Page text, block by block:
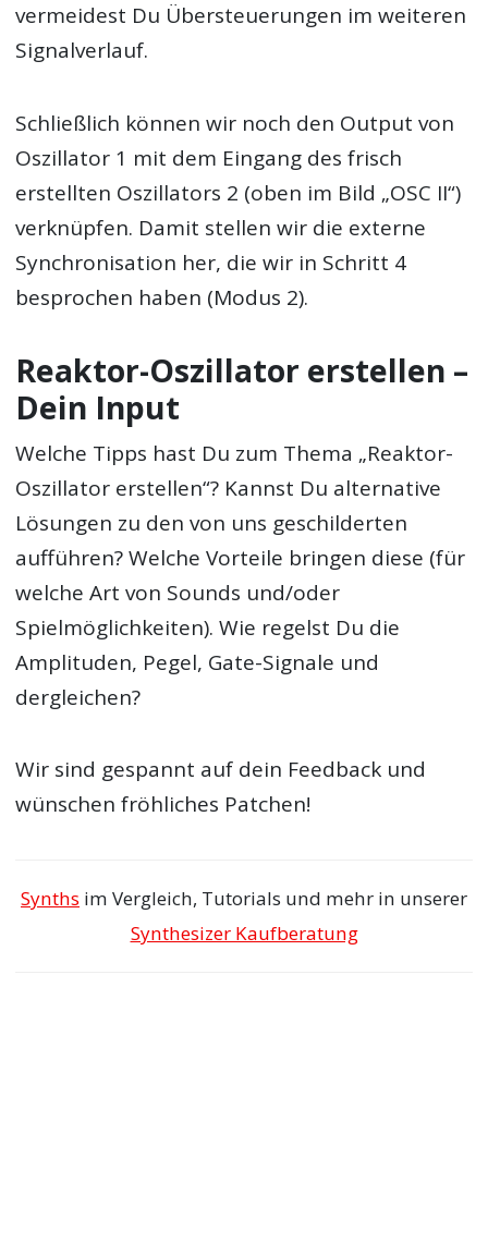
vermeidest Du Übersteuerungen im weiteren
Signalverlauf.
Schließlich können wir noch den Output von
Oszillator 1 mit dem Eingang des frisch
erstellten Oszillators 2 (oben im Bild „OSC II“)
verknüpfen. Damit stellen wir die externe
Synchronisation her, die wir in Schritt 4
besprochen haben (Modus 2).
Reaktor-Oszillator erstellen –
Dein Input
Welche Tipps hast Du zum Thema „Reaktor-
Oszillator erstellen“? Kannst Du alternative
Lösungen zu den von uns geschilderten
aufführen? Welche Vorteile bringen diese (für
welche Art von Sounds und/oder
Spielmöglichkeiten). Wie regelst Du die
Amplituden, Pegel, Gate-Signale und
dergleichen?
Wir sind gespannt auf dein Feedback und
wünschen fröhliches Patchen!
Synths im Vergleich, Tutorials und mehr in unserer
Synthesizer Kaufberatung